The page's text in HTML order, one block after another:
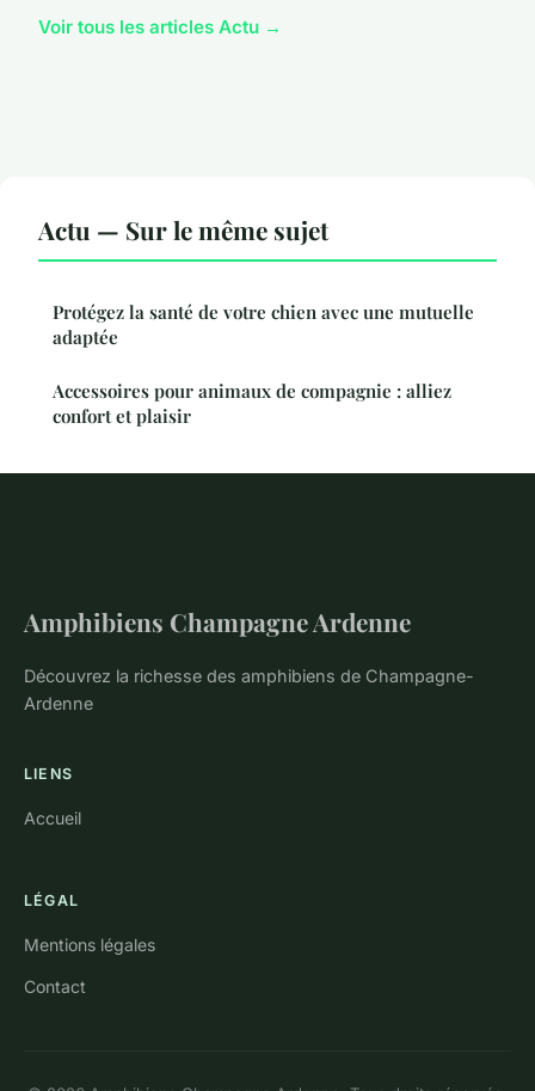
Voir tous les articles Actu →
Actu — Sur le même sujet
Protégez la santé de votre chien avec une mutuelle
adaptée
Accessoires pour animaux de compagnie : alliez
confort et plaisir
Amphibiens Champagne Ardenne
Découvrez la richesse des amphibiens de Champagne-
Ardenne
LIENS
Accueil
LÉGAL
Mentions légales
Contact